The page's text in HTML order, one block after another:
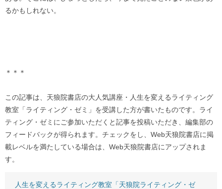
るかもしれない。
＊＊＊
この記事は、天狼院書店の大人気講座・人生を変えるライティング
教室「ライティング・ゼミ」を受講した方が書いたものです。ライ
ティング・ゼミにご参加いただくと記事を投稿いただき、編集部の
フィードバックが得られます。チェックをし、Web天狼院書店に掲
載レベルを満たしている場合は、Web天狼院書店にアップされま
す。
人生を変えるライティング教室「天狼院ライティング・ゼ